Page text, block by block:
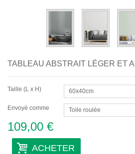
Par Pièce
TABLEAU ABSTRAIT LÉGER ET
Taille (L x H) 60x40cm
Envoyé comme Toile roulée
109,00 €
ACHETER